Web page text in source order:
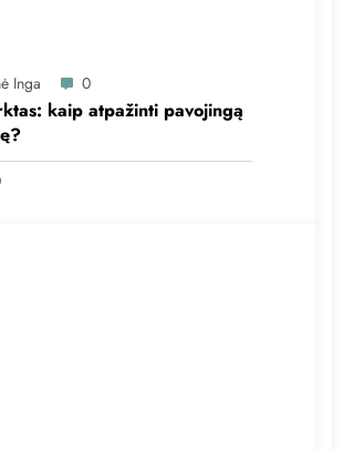
Inga 0
kaip atpažinti pavojingą